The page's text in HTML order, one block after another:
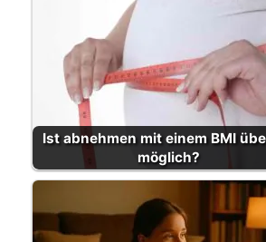
Ist abnehmen mit einem BMI
möglich?